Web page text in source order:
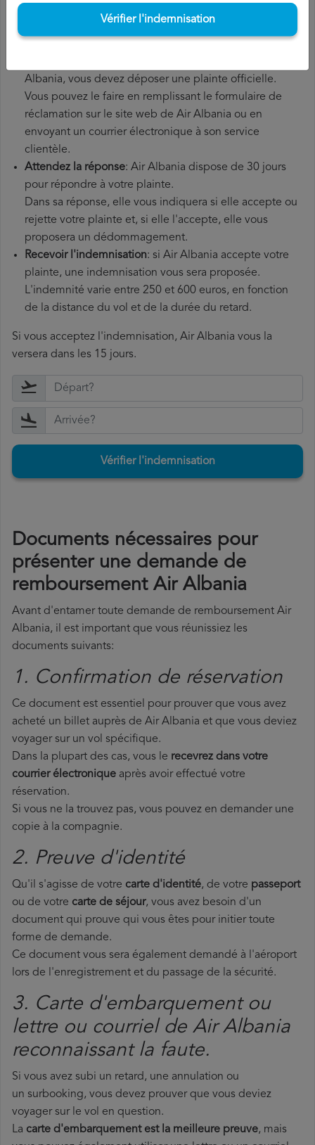
Albania, vous devez déposer une plainte officielle.
Vous pouvez le faire en remplissant le formulaire de
réclamation sur le site web de Air Albania ou en
envoyant un courrier électronique à son service
clientèle.
Attendez la réponse: Air Albania dispose de 30 jours
pour répondre à votre plainte.
Dans sa réponse, elle vous indiquera si elle accepte ou
rejette votre plainte et, si elle l'accepte, elle vous
proposera un dédommagement.
Recevoir l'indemnisation: si Air Albania accepte votre
plainte, une indemnisation vous sera proposée.
L'indemnité varie entre 250 et 600 euros, en fonction
de la distance du vol et de la durée du retard.
Si vous acceptez l'indemnisation, Air Albania vous la
versera dans les 15 jours.
Vérifier l'indemnisation
Documents nécessaires pour
présenter une demande de
remboursement Air Albania
Avant d'entamer toute demande de remboursement Air
Albania, il est important que vous réunissiez les
documents suivants:
1. Confirmation de réservation
Ce document est essentiel pour prouver que vous avez
acheté un billet auprès de Air Albania et que vous deviez
voyager sur un vol spécifique.
Dans la plupart des cas, vous le recevrez dans votre
courrier électronique après avoir effectué votre
réservation.
Si vous ne la trouvez pas, vous pouvez en demander une
copie à la compagnie.
2. Preuve d'identité
Qu'il s'agisse de votre carte d'identité, de votre passeport
ou de votre carte de séjour, vous avez besoin d'un
document qui prouve qui vous êtes pour initier toute
forme de demande.
Ce document vous sera également demandé à l'aéroport
lors de l'enregistrement et du passage de la sécurité.
3. Carte d'embarquement ou
lettre ou courriel de Air Albania
reconnaissant la faute.
Si vous avez subi un retard, une annulation ou
un surbooking, vous devez prouver que vous deviez
voyager sur le vol en question.
La carte d'embarquement est la meilleure preuve, mais
Vérifier l'indemnisation